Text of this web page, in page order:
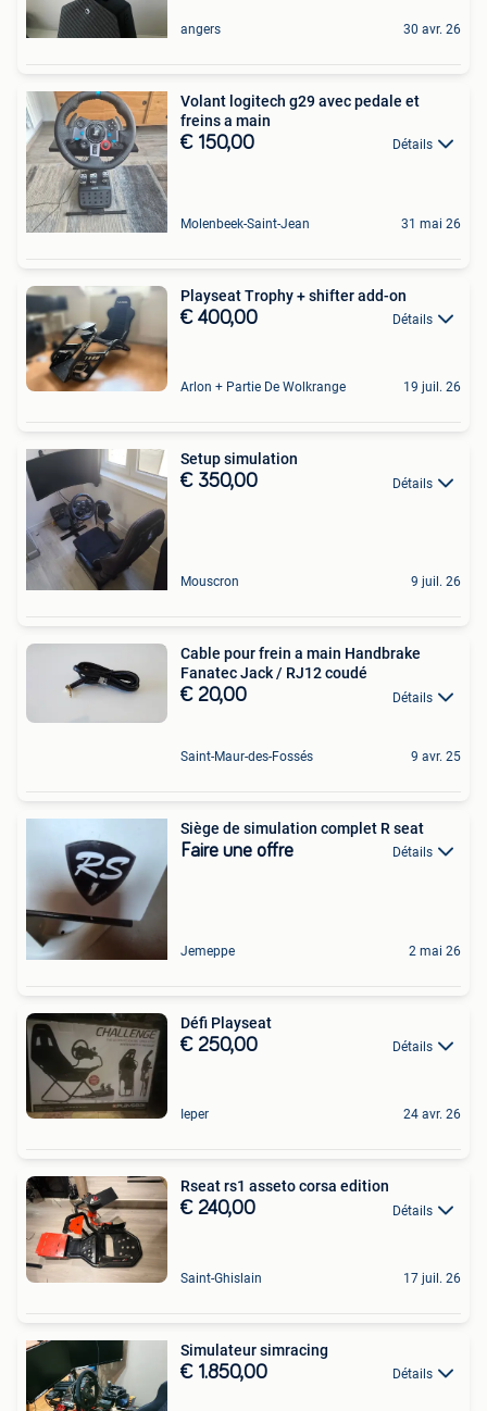
angers 30 avr. 26
Volant logitech g29 avec pedale et
freins a main
€ 150,00 Détails
Molenbeek-Saint-Jean 31 mai 26
Playseat Trophy + shifter add-on
€ 400,00 Détails
Arlon + Partie De Wolkrange 19 juil. 26
Setup simulation
€ 350,00 Détails
Mouscron 9 juil. 26
Cable pour frein a main Handbrake
Fanatec Jack / RJ12 coudé
€ 20,00 Détails
Saint-Maur-des-Fossés 9 avr. 25
Siège de simulation complet R seat
Faire une offre Détails
Jemeppe 2 mai 26
Défi Playseat
€ 250,00 Détails
Ieper 24 avr. 26
Rseat rs1 asseto corsa edition
€ 240,00 Détails
Saint-Ghislain 17 juil. 26
Simulateur simracing
€ 1.850,00 Détails